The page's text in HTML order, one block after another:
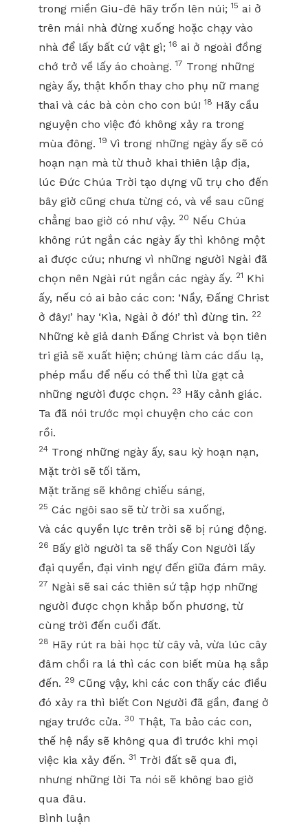
trong miền Giu-đê hãy trốn lên núi;15 ai ở
trên mái nhà đừng xuống hoặc chạy vào
nhà để lấy bất cứ vật gì;16 ai ở ngoài đồng
chớ trở về lấy áo choàng.17 Trong những
ngày ấy, thật khốn thay cho phụ nữ mang
thai và các bà còn cho con bú!18 Hãy cầu
nguyện cho việc đó không xảy ra trong
mùa đông.19 Vì trong những ngày ấy sẽ có
hoạn nạn mà từ thuở khai thiên lập địa,
lúc Đức Chúa Trời tạo dựng vũ trụ cho đến
bây giờ cũng chưa từng có, và về sau cũng
chẳng bao giờ có như vậy. 20 Nếu Chúa
không rút ngắn các ngày ấy thì không một
ai được cứu; nhưng vì những người Ngài đã
chọn nên Ngài rút ngắn các ngày ấy. 21 Khi
ấy, nếu có ai bảo các con: ‘Nầy, Đấng Christ
ở đây!’ hay ‘Kìa, Ngài ở đó!’ thì đừng tin. 22
Những kẻ giả danh Đấng Christ và bọn tiên
tri giả sẽ xuất hiện; chúng làm các dấu lạ,
phép mầu để nếu có thể thì lừa gạt cả
những người được chọn. 23 Hãy cảnh giác.
Ta đã nói trước mọi chuyện cho các con
rồi.
24 Trong những ngày ấy, sau kỳ hoạn nạn,
Mặt trời sẽ tối tăm,
Mặt trăng sẽ không chiếu sáng,
25 Các ngôi sao sẽ từ trời sa xuống,
Và các quyền lực trên trời sẽ bị rúng động.
26 Bấy giờ người ta sẽ thấy Con Người lấy
đại quyền, đại vinh ngự đến giữa đám mây.
27 Ngài sẽ sai các thiên sứ tập hợp những
người được chọn khắp bốn phương, từ
cùng trời đến cuối đất.
28 Hãy rút ra bài học từ cây vả, vừa lúc cây
đâm chồi ra lá thì các con biết mùa hạ sắp
đến. 29 Cũng vậy, khi các con thấy các điều
đó xảy ra thì biết Con Người đã gần, đang ở
ngay trước cửa. 30 Thật, Ta bảo các con,
thế hệ nầy sẽ không qua đi trước khi mọi
việc kia xảy đến. 31 Trời đất sẽ qua đi,
nhưng những lời Ta nói sẽ không bao giờ
qua đâu.
Bình luận